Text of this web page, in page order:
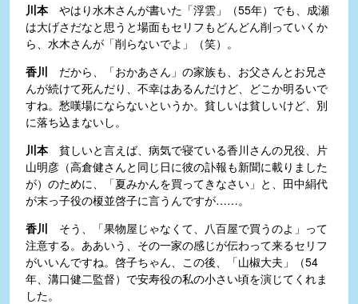
川本やはり水木さんが書いた「浮雲」（55年）でも、成瀬
は大げさだなと思うと場面もセリフもどんどん削っていくか
ら、水木さんが「削らないでよ」（笑）。
香川 だから、「おかあさん」の家族も、お父さんとお兄さ
んが続けて死んだり、不幸はあるんだけど、どこか明るいで
すね。愁嘆場にならないというか。貧しいは貧しいけど、別
に落ち込まないし。
川本貧しいと言えば、病気で寝ている香川さんの兄役、片
山明彦（高倉健さんと同じ日に彼の訃報も新聞に載りました
が）のために、「夏みかんを買ってきなさい」と、田中絹代
が末っ子役の榎並啓子に言うんですが……。
香川 そう、「果物屋じゃなくて、八百屋で買うのよ」って
注意する。ああいう、その一家の感じが伝わって来るセリフ
がいいんですね。啓子ちゃん、この後、「山椒大夫」（54
年、溝口健二監督）で安寿役の私の小さい頃を演じてくれま
した。